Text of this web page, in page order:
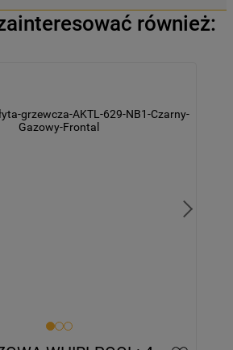
również: